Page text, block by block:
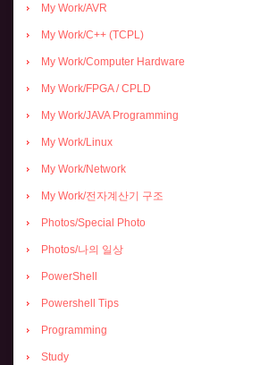
My Work/AVR
My Work/C++ (TCPL)
My Work/Computer Hardware
My Work/FPGA / CPLD
My Work/JAVA Programming
My Work/Linux
My Work/Network
My Work/전자계산기 구조
Photos/Special Photo
Photos/나의 일상
PowerShell
Powershell Tips
Programming
Study